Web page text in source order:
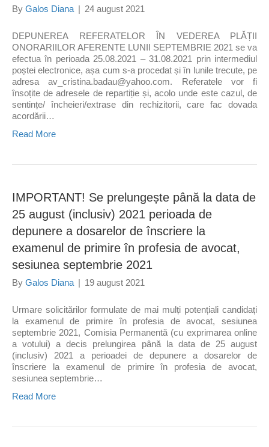
By Galos Diana | 24 august 2021
DEPUNEREA REFERATELOR ÎN VEDEREA PLĂȚII
ONORARIILOR AFERENTE LUNII SEPTEMBRIE 2021 se va
efectua în perioada 25.08.2021 – 31.08.2021 prin intermediul
poștei electronice, așa cum s-a procedat și în lunile trecute, pe
adresa av_cristina.badau@yahoo.com. Referatele vor fi
însoțite de adresele de repartiție și, acolo unde este cazul, de
sentințe/ încheieri/extrase din rechizitorii, care fac dovada
acordării…
Read More
IMPORTANT! Se prelungește până la data de
25 august (inclusiv) 2021 perioada de
depunere a dosarelor de înscriere la
examenul de primire în profesia de avocat,
sesiunea septembrie 2021
By Galos Diana | 19 august 2021
Urmare solicitărilor formulate de mai mulți potențiali candidați
la examenul de primire în profesia de avocat, sesiunea
septembrie 2021, Comisia Permanentă (cu exprimarea online
a votului) a decis prelungirea până la data de 25 august
(inclusiv) 2021 a perioadei de depunere a dosarelor de
înscriere la examenul de primire în profesia de avocat,
sesiunea septembrie…
Read More